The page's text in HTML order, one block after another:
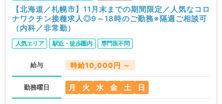
【北海道／札幌市】11月末までの期間限定／人気なコロ
ナワクチン接種求人◎9～18時のご勤務※隔週ご相談可
（内科／非常勤）
人気エリア 駅近・徒歩圏内 専門医不問
給与 時給10,000円 ～
勤務曜日 月 火 水 金 土 日